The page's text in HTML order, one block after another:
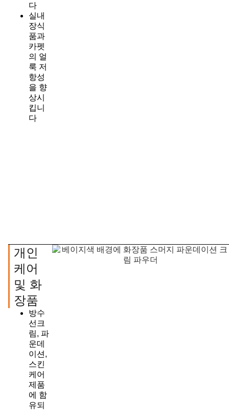
다
실내
장식
품과
카펫
의 얼
룩 저
항성
을 향
상시
킵니
다
개인
케어
및 화
장품
방수
선크
림, 파
운데
이션,
스킨
케어
제품
에 함
유되